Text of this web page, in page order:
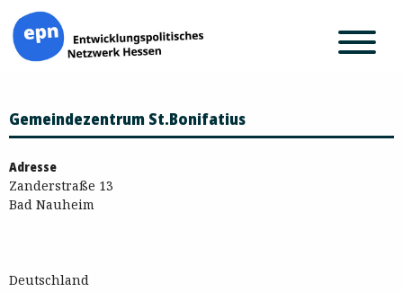
Inhalt
springen
Gemeindezentrum St.Bonifatius
Adresse
Zanderstraße 13
Bad Nauheim
Deutschland